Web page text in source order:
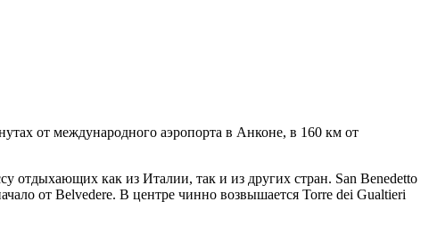
от международного аэропорта в Анконе, в 160 км от
отдыхающих как из Италии, так и из других стран. San Benedetto
от Belvedere. В центре чинно возвышается Torre dei Gualtieri